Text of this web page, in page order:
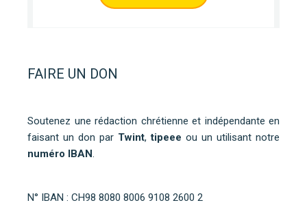
FAIRE UN DON
Soutenez une rédaction chrétienne et indépendante en
faisant un don par Twint,tipeee ou un utilisant notre
numéro IBAN.
N° IBAN : CH98 8080 8006 9108 2600 2